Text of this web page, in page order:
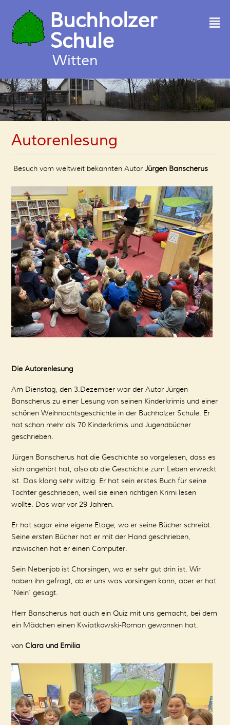
Buchholzer
Schule
Witten
²
Autorenlesung
Besuch vom weltweit bekannten Autor Jürgen Banscherus
Die Autorenlesung
Am Dienstag, den 3.Dezember war der Autor Jürgen
Banscherus zu einer Lesung von seinen Kinderkrimis und einer
schönen Weihnachtsgeschichte in der Buchholzer Schule. Er
hat schon mehr als 70 Kinderkrimis und Jugendbücher
geschrieben.
Jürgen Banscherus hat die Geschichte so vorgelesen, dass es
sich angehört hat, also ob die Geschichte zum Leben erweckt
ist. Das klang sehr witzig. Er hat sein erstes Buch für seine
Tochter geschrieben, weil sie einen richtigen Krimi lesen
wollte. Das war vor 29 Jahren.
Er hat sogar eine eigene Etage, wo er seine Bücher schreibt.
Seine ersten Bücher hat er mit der Hand geschrieben,
inzwischen hat er einen Computer.
Sein Nebenjob ist Chorsingen, wo er sehr gut drin ist. Wir
haben ihn gefragt, ob er uns was vorsingen kann, aber er hat
`Nein` gesagt.
Herr Banscherus hat auch ein Quiz mit uns gemacht, bei dem
ein Mädchen einen Kwiatkowski-Roman gewonnen hat.
von Clara und Emilia